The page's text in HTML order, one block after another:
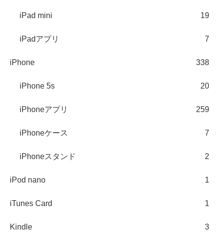
iPad mini 19
iPadアプリ 7
iPhone 338
iPhone 5s 20
iPhoneアプリ 259
iPhoneケース 7
iPhoneスタンド 2
iPod nano 1
iTunes Card 1
Kindle 3